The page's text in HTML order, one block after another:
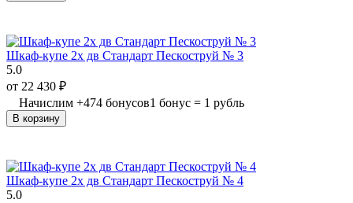
Шкаф-купе 2х дв Стандарт Пескоструй № 3
5.0
от 22 430 ₽
Начислим +474 бонусов1 бонус = 1 рубль
В корзину
Шкаф-купе 2х дв Стандарт Пескоструй № 4
5.0